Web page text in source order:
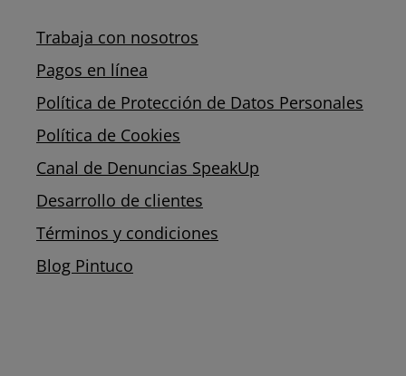
Trabaja con nosotros
Pagos en línea
Política de Protección de Datos Personales
Política de Cookies
Canal de Denuncias SpeakUp
Desarrollo de clientes
Términos y condiciones
Blog Pintuco